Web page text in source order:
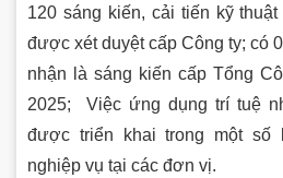
120 sáng kiến, cải tiến kỹ
được xét duyệt cấp Công ty; có
nhận là sáng kiến cấp Tổng
2025; Việc ứng dụng trí tuệ
được triển khai trong một số
nghiệp vụ tại các đơn vị.